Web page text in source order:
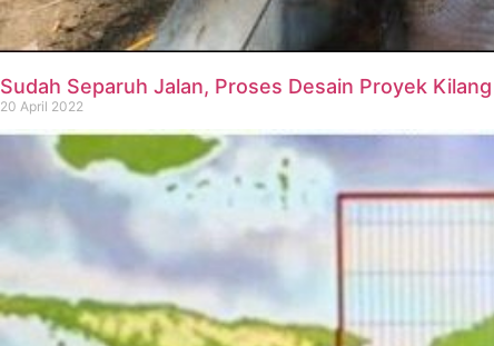
Sudah Separuh Jalan, Proses Desain Proyek Kilang
20 April 2022